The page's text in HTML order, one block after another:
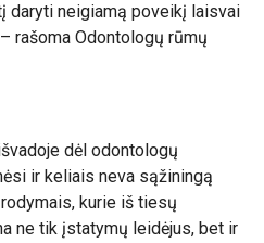
daryti neigiamą poveikį laisvai
rašoma Odontologų rūmų
dėl odontologų
ir keliais neva sąžiningą
kurie iš tiesų
ne tik įstatymų leidėjus, bet ir